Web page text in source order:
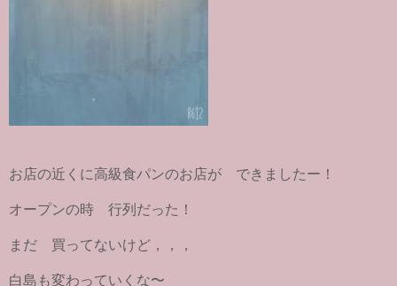
お店の近くに高級食パンのお店が できましたー！
オープンの時 行列だった！
まだ 買ってないけど，，，
白島も変わっていくな〜